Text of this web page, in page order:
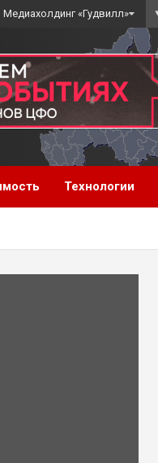
Медиахолдинг «Гудвилл»
Технологии